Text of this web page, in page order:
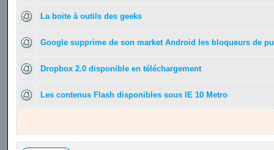
La boite à outils des geeks
Google supprime de son market Android les bloqueurs de
Dropbox 2.0 disponible en téléchargement
Les contenus Flash disponibles sous IE 10 Metro